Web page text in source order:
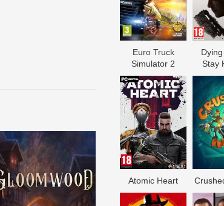
Euro Truck
Simulator 2
Stay
Atomic Heart